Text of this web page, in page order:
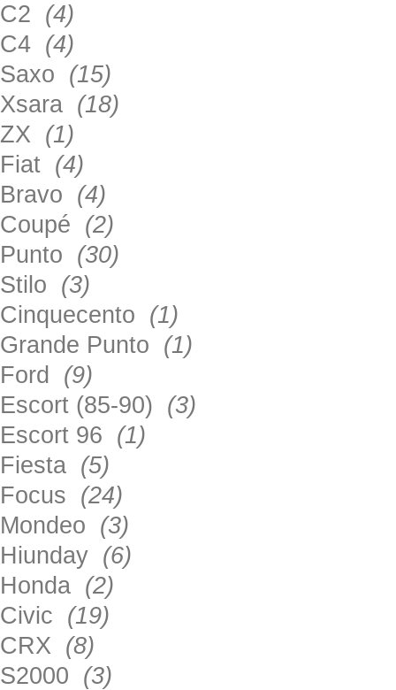
C2 (4)
C4 (4)
Saxo (15)
Xsara (18)
ZX (1)
Fiat (4)
Bravo (4)
Coupé (2)
Punto (30)
Stilo (3)
Cinquecento (1)
Grande Punto (1)
Ford (9)
Escort (85-90) (3)
Escort 96 (1)
Fiesta (5)
Focus (24)
Mondeo (3)
Hiunday (6)
Honda (2)
Civic (19)
CRX (8)
S2000 (3)